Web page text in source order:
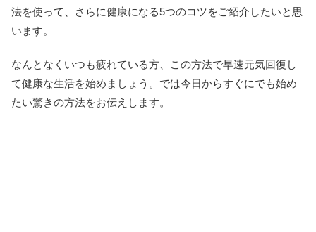
法を使って、さらに健康になる5つのコツをご紹介したいと思
います。
なんとなくいつも疲れている方、この方法で早速元気回復し
て健康な生活を始めましょう。では今日からすぐにでも始め
たい驚きの方法をお伝えします。